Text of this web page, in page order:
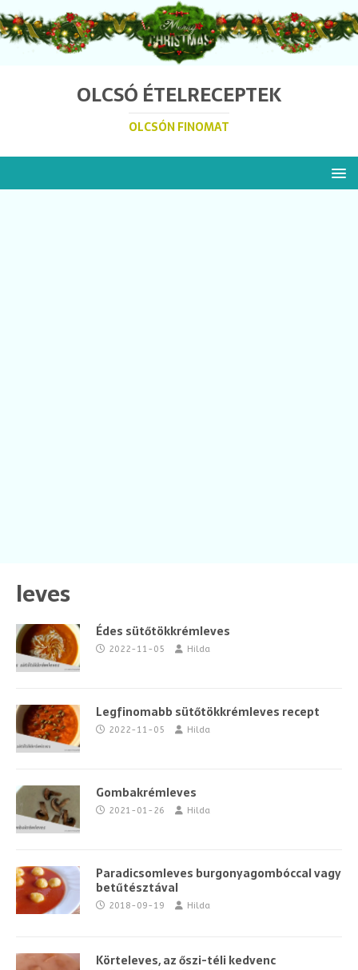
OLCSÓ ÉTELRECEPTEK
OLCSÓN FINOMAT
leves
Édes sütőtökkrémleves
2022-11-05 Hilda
Legfinomabb sütőtökkrémleves recept
2022-11-05 Hilda
Gombakrémleves
2021-01-26 Hilda
Paradicsomleves burgonyagombóccal vagy
betűtésztával
2018-09-19 Hilda
Körteleves, az őszi-téli kedvenc